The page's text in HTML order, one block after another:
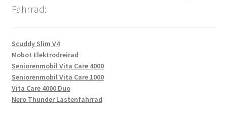
Fahrrad:
Scuddy Slim V4
Mobot Elektrodreirad
Seniorenmobil Vita Care 4000
Seniorenmobil Vita Care 1000
Vita Care 4000 Duo
Nero Thunder Lastenfahrrad